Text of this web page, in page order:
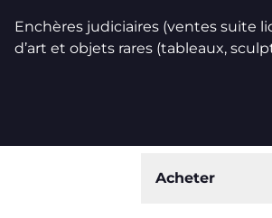
Enchères judiciaires (ventes suite
d’art et objets rares (tableaux,
Acheter